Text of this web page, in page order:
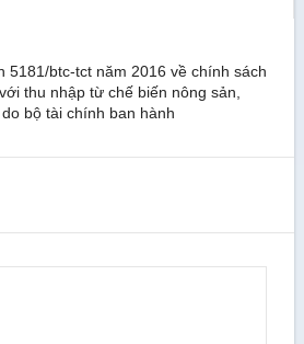
5181/btc-tct năm 2016 về chính sách
thu nhập từ chế biến nông sản,
bộ tài chính ban hành